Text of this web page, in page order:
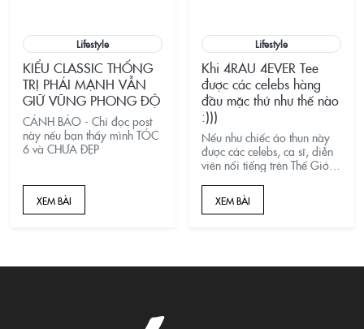
Lifestyle
KIỂU CLASSIC THỐNG
TRỊ PHÁI MẠNH VẪN
GIỮ VŨNG PHONG ĐỘ
CẢNH BÁO - Chỉ đọc post
này nếu bạn thấy mình TÓC
6 và CHƯA ĐẸP
XEM BÀI
Lifestyle
Khi 4RAU 4EVER Tee
được các celebs hàng
đầu mặc thử như thế nào
:)))
Nếu như chiếc áo thun này
được các celebs, ca sĩ, diễn
viên nổi tiếng trên Thế Giới
hình ảnh chế vui cùng 4RAU
nhé :D
XEM BÀI